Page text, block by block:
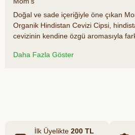
Doğal ve sade içeriğiyle öne çıkan
Organik Hindistan Cevizi Cipsi,
cevizinin kendine özgü aromasıyla
içeriği sayesinde katkısız ve doğal bir
Daha Fazla Göster
İlk Üyelikte 200 TL